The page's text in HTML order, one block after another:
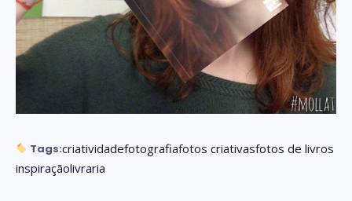
Tags:criatividadefotografiafotos criativasfotos de livros
inspiraçãolivraria